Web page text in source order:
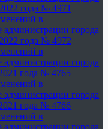
года № 4971
в
администрации города
года № 4972
в
администрации города
года № 4765
в
администрации города
года № 4766
в
администрации города